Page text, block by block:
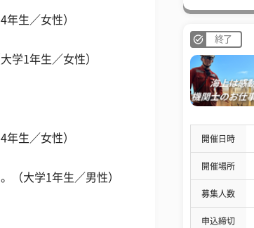
年生／女性）
学1年生／女性）
年生／女性）
（大学1年生／男性）
終了
開催日時
開催場所
募集人数
申込締切